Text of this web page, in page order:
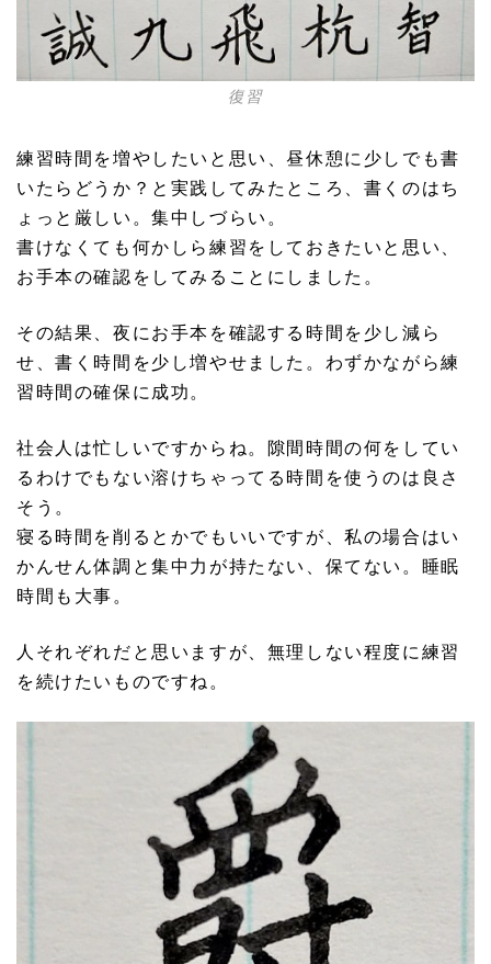
復習
練習時間を増やしたいと思い、昼休憩に少しでも書
いたらどうか？と実践してみたところ、書くのはち
ょっと厳しい。集中しづらい。
書けなくても何かしら練習をしておきたいと思い、
お手本の確認をしてみることにしました。
その結果、夜にお手本を確認する時間を少し減ら
せ、書く時間を少し増やせました。わずかながら練
習時間の確保に成功。
社会人は忙しいですからね。隙間時間の何をしてい
るわけでもない溶けちゃってる時間を使うのは良さ
そう。
寝る時間を削るとかでもいいですが、私の場合はい
かんせん体調と集中力が持たない、保てない。睡眠
時間も大事。
人それぞれだと思いますが、無理しない程度に練習
を続けたいものですね。